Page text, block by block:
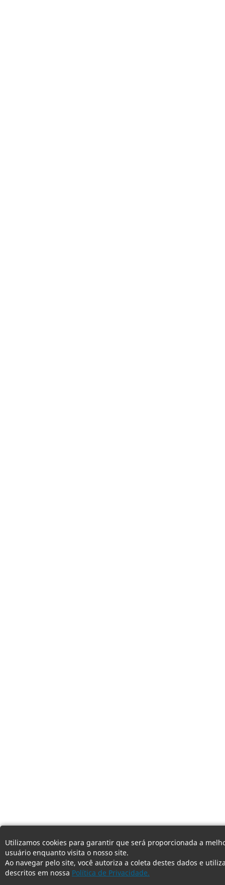
Utilizamos cookies para garantir que será proporcionada a
usuário enquanto visita o nosso site.
Ao navegar pelo site, você autoriza a coleta destes dados e
descritos em nossa Política de Privacidade.